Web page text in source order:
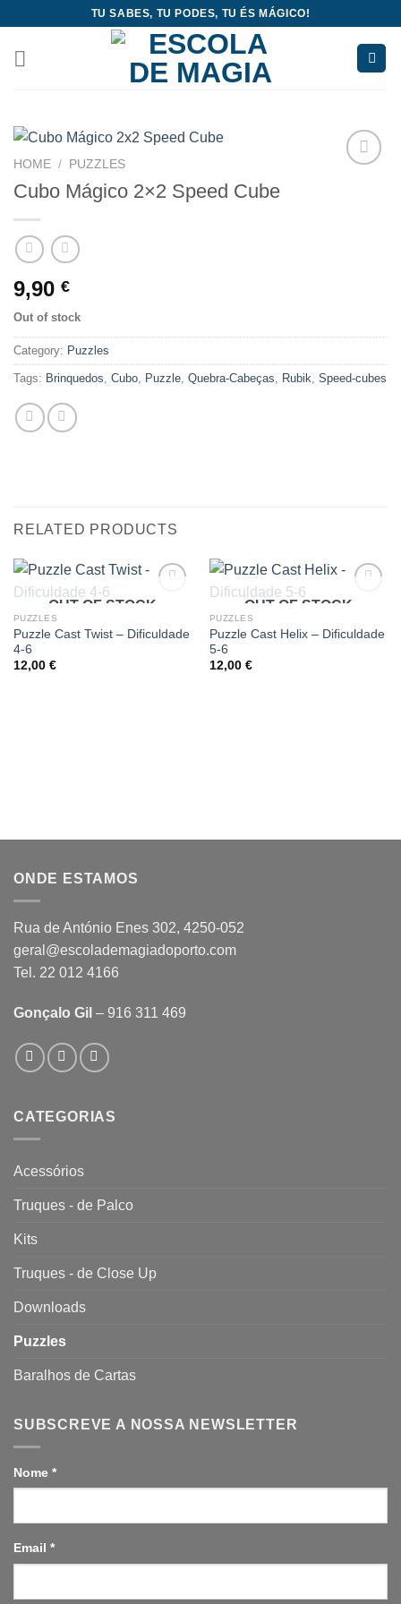
content
TU SABES, TU PODES, TU ÉS MÁGICO!
HOME / PUZZLES
Cubo Mágico 2×2 Speed Cube
9,90 €
Out of stock
Category: Puzzles
Tags: Brinquedos Cubo Puzzle Quebra-Cabeças Rubik Speed-cubes
RELATED PRODUCTS
wishlist
OUT OF STOCK
PUZZLES
Puzzle Cast Twist – Dificuldade
4-6
12,00 €
wishlist
OUT OF STOCK
PUZZLES
Puzzle Cast Helix – Dificuldade
5-6
12,00 €
ONDE ESTAMOS
Rua de António Enes 302, 4250-052
geral@escolademagiadoporto.com
Tel. 22 012 4166
Gonçalo Gil – 916 311 469
CATEGORIAS
Acessórios
Truques - de Palco
Kits
Truques - de Close Up
Downloads
Puzzles
Baralhos de Cartas
SUBSCREVE A NOSSA NEWSLETTER
Nome *
Email *